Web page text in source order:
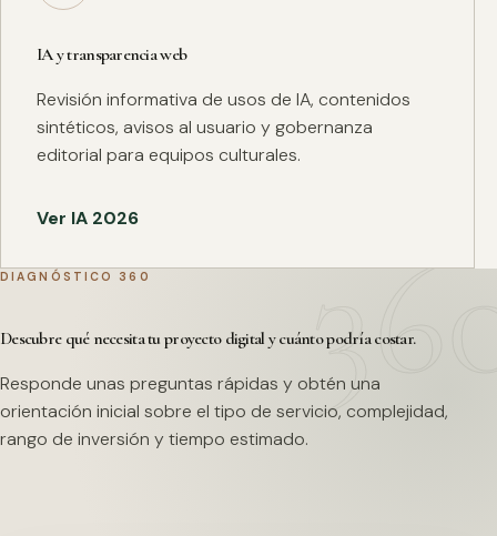
IA y transparencia web
Revisión informativa de usos de IA, contenidos
sintéticos, avisos al usuario y gobernanza
editorial para equipos culturales.
Ver IA 2026
DIAGNÓSTICO 360
Descubre qué necesita tu proyecto digital y cuánto podría costar.
Responde unas preguntas rápidas y obtén una
orientación inicial sobre el tipo de servicio, complejidad,
rango de inversión y tiempo estimado.